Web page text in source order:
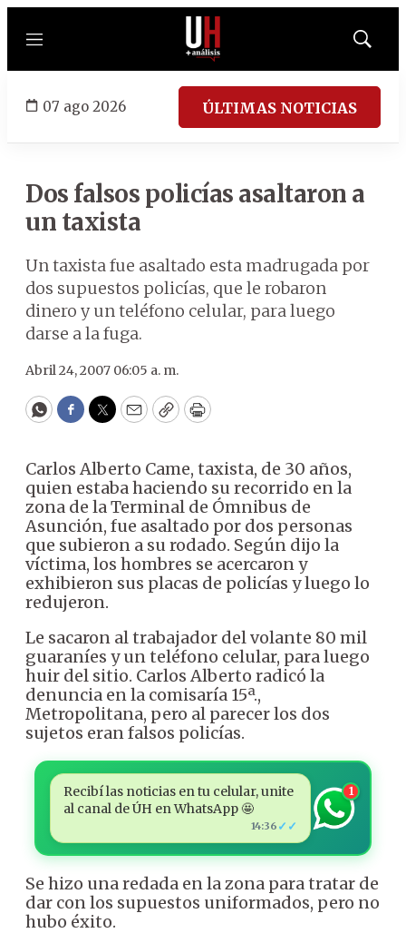
Menú
Mostrar
07 ago 2026 ÚLTIMAS NOTICIAS
Dos falsos policías asaltaron a
un taxista
Un taxista fue asaltado esta madrugada por
dos supuestos policías, que le robaron
dinero y un teléfono celular, para luego
darse a la fuga.
Abril 24, 2007 06:05 a. m.
WhatsApp
Facebook
Twitter
EmailCopyPrint
Carlos Alberto Came, taxista, de 30 años,
quien estaba haciendo su recorrido en la
zona de la Terminal de Ómnibus de
Asunción, fue asaltado por dos personas
que subieron a su rodado. Según dijo la
víctima, los hombres se acercaron y
exhibieron sus placas de policías y luego lo
redujeron.
Le sacaron al trabajador del volante 80 mil
guaraníes y un teléfono celular, para luego
huir del sitio. Carlos Alberto radicó la
denuncia en la comisaría 15ª.,
Metropolitana, pero al parecer los dos
sujetos eran falsos policías.
Recibí las noticias en tu celular, unite
al canal de ÚH en WhatsApp 🤩
14:36 ✓✓
1
Se hizo una redada en la zona para tratar de
dar con los supuestos uniformados, pero no
hubo éxito.